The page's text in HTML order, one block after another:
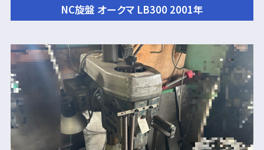
NC旋盤 オークマ LB300 2001年